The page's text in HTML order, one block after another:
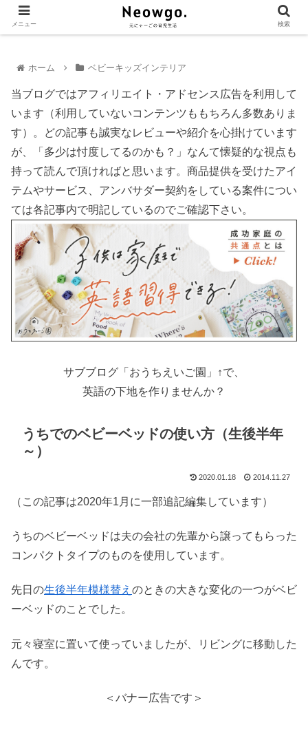
ホーム ベビーキッズインテリア
当ブログではアフィリエイト・アドセンス広告を利用して
います（利用していないコンテンツももちろん多数ありま
す）。どの記事も誠実なレビューや紹介を心掛けています
が、「多少は忖度してるのかも？」なんて懐疑的な視点も
持って読んで頂ければと思います。商品提供を受けたアイ
テムやサービス、アンバサダー契約をしている案件につい
ては各記事内で明記しているのでご確認下さい。
サブブログ「おうちえいご園」↑で、
英語の下地を作りませんか？
うちでのベビーベッドの使い方（生後半年
～）
2020.01.18 2014.11.27
（この記事は2020年1月に一部追記編集しています）
うちのベビーベッドは夫の会社の先輩から譲ってもらった
コンパクトタイプのものを使用しています。
先日の生後半年模様替え のときの大きな変化の一つがベビ
ーベッドのことでした。
元々寝室に置いて使っていましたが、リビングに移動した
んです。
＜バナー広告です＞
メニュー 検索